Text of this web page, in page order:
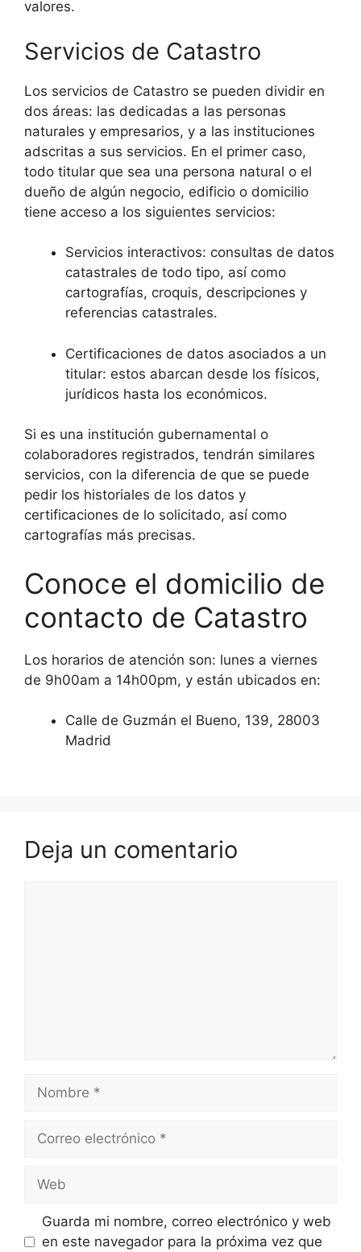
valores.
Servicios de Catastro
Los servicios de Catastro se pueden dividir en
dos áreas: las dedicadas a las personas
naturales y empresarios, y a las instituciones
adscritas a sus servicios. En el primer caso,
todo titular que sea una persona natural o el
dueño de algún negocio, edificio o domicilio
tiene acceso a los siguientes servicios:
Servicios interactivos: consultas de datos
catastrales de todo tipo, así como
cartografías, croquis, descripciones y
referencias catastrales.
Certificaciones de datos asociados a un
titular: estos abarcan desde los físicos,
jurídicos hasta los económicos.
Si es una institución gubernamental o
colaboradores registrados, tendrán similares
servicios, con la diferencia de que se puede
pedir los historiales de los datos y
certificaciones de lo solicitado, así como
cartografías más precisas.
Conoce el domicilio de
contacto de Catastro
Los horarios de atención son: lunes a viernes
de 9h00am a 14h00pm, y están ubicados en:
Calle de Guzmán el Bueno, 139, 28003
Madrid
Deja un comentario
electrónico
Guarda mi nombre, correo electrónico y web
en este navegador para la próxima vez que